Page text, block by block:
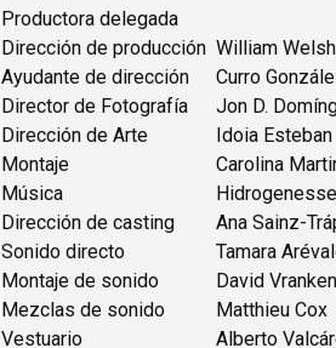
Productora delegada
Dirección de producción William Welsh
Ayudante de dirección
Curro
Director de Fotografía
Jon D.
Dirección de Arte
Idoia Esteban
Montaje
Carolina
Música
Hidrogenesse
Dirección de casting
Ana Sainz-
Sonido directo
Tamara
Montaje de sonido
David Vranken
Mezclas de sonido
Matthieu Cox
Vestuario
Alberto